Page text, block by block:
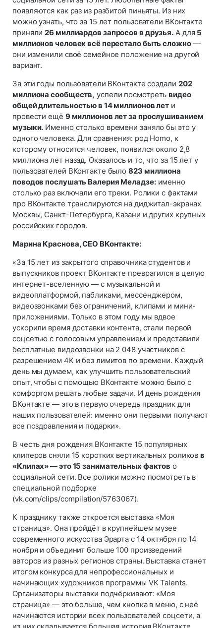
появляются как раз из разбитой пиньяты. Из них
можно узнать, что за 15 лет пользователи ВКонтакте
приняли26 миллиардов запросов в друзья. А для 5
миллионов человек всё перестало быть сложно—
они изменили своё семейное положение на другой
вариант.
За эти годы пользователи ВКонтакте создали 202
миллиона сообществ, успели посмотреть видео
общей длительностью в 14 миллионов лет и
провести ещё 9 миллионов лет за прослушиванием
музыки. Именно столько времени заняло бы это у
одного человека. Для сравнения: род Homo, к
которому относится человек, появился около 2,8
миллиона лет назад. Оказалось и то, что за 15 лет у
пользователей ВКонтакте было823 миллиона
поводов послушать Валерия Меладзе:именно
столько раз включали его треки. Ролики с фактами
про ВКонтакте транслируются на диджитал-экранах
Москвы, Санкт-Петербурга, Казани и других крупных
российских городов.
Марина Краснова, CEO ВКонтакте:
«За 15 лет из закрытого справочника студентов и
выпускников проект ВКонтакте превратился в целую
интернет-вселенную — с музыкальной и
видеоплатформой, пабликами, мессенджером,
видеозвонками без ограничений, клипами и мини-
приложениями. Только в этом году мы вдвое
ускорили время доставки контента, стали первой
соцсетью с голосовым управлением и представили
бесплатные видеозвонки на 2 048 участников с
разрешением 4К и без лимитов по времени. Каждый
день мы думаем, как улучшить пользовательский
опыт, чтобы с помощью ВКонтакте можно было с
комфортом решать любые задачи. И день рождения
ВКонтакте — это в первую очередь праздник для
наших пользователей: именно они первыми получают
все поздравления и подарки».
В честь дня рождения ВКонтакте 15 популярных
клиперов сняли 15 коротких вертикальных роликов в
«Клипах» — это 15 занимательных фактов о
социальной сети. Все ролики можно посмотреть в
специальной подборке
(vk.com/clips/compilation/5763067).
К празднику также откроется выставка «Моя
страница». Она пройдёт в крупнейшем музее
современного искусства Эрарта с 14 октября по 14
ноября и объединит больше 100 произведений
авторов из разных регионов страны. Выставка станет
итогом конкурса для непрофессиональных и
начинающих художников программы VK Talents.
Организаторы выставки подчёркивают: «Моя
страница» — это больше, чем кнопка в меню, с неё
начинаются истории всех пользователей соцсети, а